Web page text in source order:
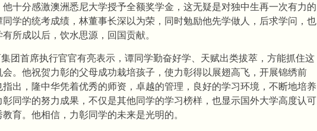
十分感激澳洲悉尼大学授予全额奖学金，这无疑是对独中生再一次有力的
学的统考成绩，林董事长深以为荣，同时勉励他先学做人，后求学问，也
所成以后，饮水思源，回国贡献。
集团首席执行官官有亮表示，谭同学勤奋好学、天赋出类拔萃，方能抓住这
。他祝贺力彰的父母成功栽培孩子，使力彰得以展翅高飞，开展锦绣前
出，隆中华凭着优秀的师资，卓越的管理，良好的学习环境，不断地培养
同学的努力成果，不仅是其他同学的学习榜样，也显示国外大学高度认可
育。他相信，力彰同学的未来是光明的。